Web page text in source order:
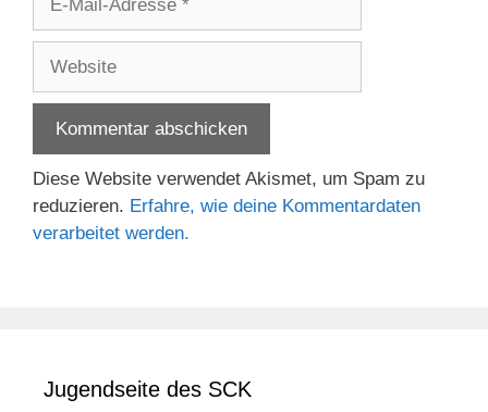
Adresse
Diese Website verwendet Akismet, um Spam zu
reduzieren. Erfahre, wie deine Kommentardaten
verarbeitet werden.
Jugendseite des SCK